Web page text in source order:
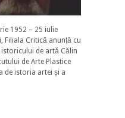
1952 – 25 iulie
Filiala Critică anunță cu
de artă Călin
de Arte Plastice
de istoria artei și a